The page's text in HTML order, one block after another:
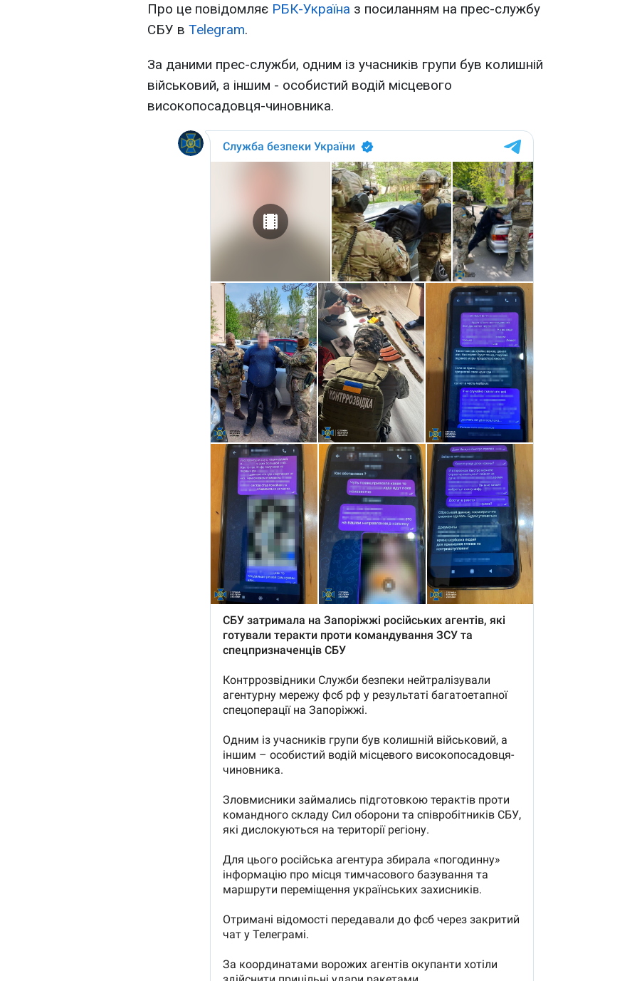
Про це повідомляє РБК-Україна з посиланням на прес-службу
СБУ в Telegram.
За даними прес-служби, одним із учасників групи був колишній
військовий, а іншим - особистий водій місцевого
високопосадовця-чиновника.